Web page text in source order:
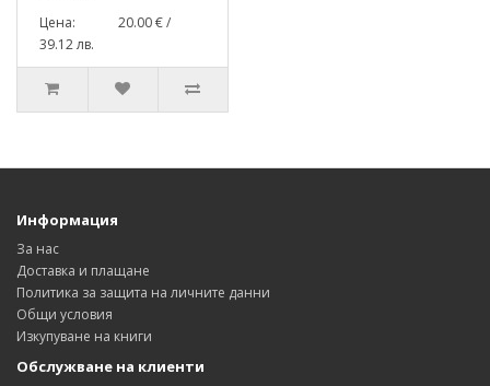
Цена: 20.00 € /
39.12 лв.
Информация
За нас
Доставка и плащане
Политика за защита на личните данни
Общи условия
Изкупуване на книги
Обслужване на клиенти